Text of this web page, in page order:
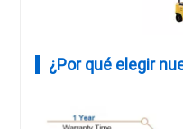
¿Por qué elegir